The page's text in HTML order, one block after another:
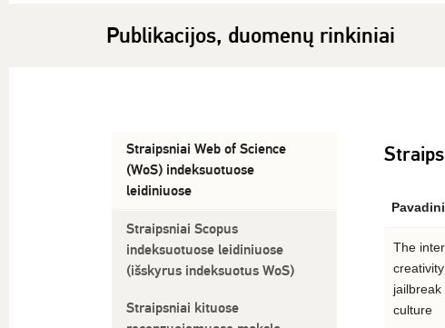
Publikacijos, duomenų rinkiniai
Straipsniai Web of Science
(WoS) indeksuotuose
leidiniuose
Straipsniai Scopus
indeksuotuose leidiniuose
(išskyrus indeksuotus WoS)
Straipsniai kituose
The
culture